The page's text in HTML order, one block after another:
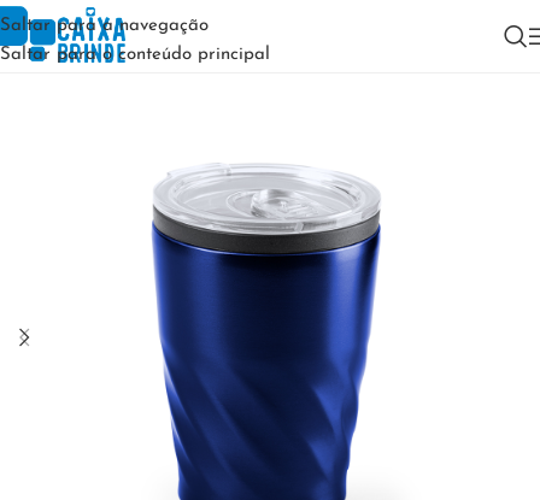
Saltar para a navegação
Saltar para o conteúdo principal